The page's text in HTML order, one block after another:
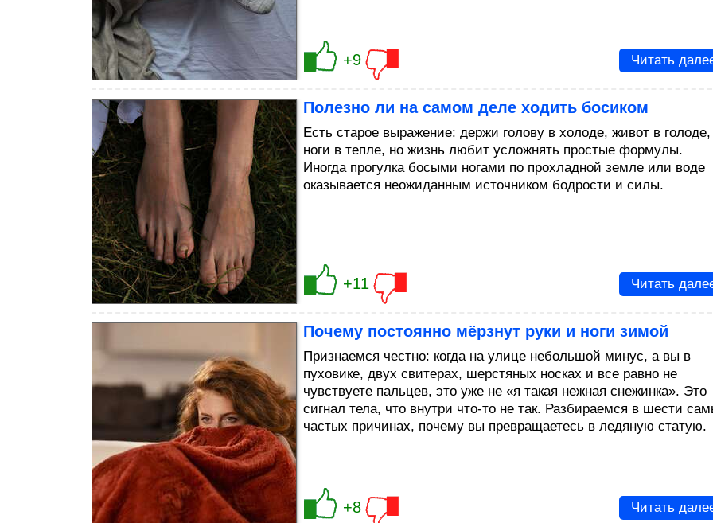
+9 Читать
Полезно ли на самом деле ходить босиком
Есть старое выражение: держи голову в холоде, живот в
ноги в тепле, но жизнь любит усложнять простые формулы.
Иногда прогулка босыми ногами по прохладной земле или воде
оказывается неожиданным источником бодрости и силы.
+11 Читать
Почему постоянно мёрзнут руки и ноги зимой
Признаемся честно: когда на улице небольшой минус, а вы в
пуховике, двух свитерах, шерстяных носках и все равно не
чувствуете пальцев, это уже не «я такая нежная снежинка». Это
сигнал тела, что внутри что-то не так. Разбираемся в шести
частых причинах, почему вы превращаетесь в ледяную статую.
+8 Читать